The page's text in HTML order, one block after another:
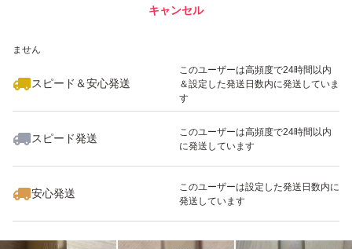
ません
スピード＆安心発送
このユーザーは高頻度で24時間以内
＆設定した発送日数内に発送していま
す
スピード発送
このユーザーは高頻度で24時間以内
に発送しています
安心発送
このユーザーは設定した発送日数内に
発送しています
キャンセル
いいね！
1,800